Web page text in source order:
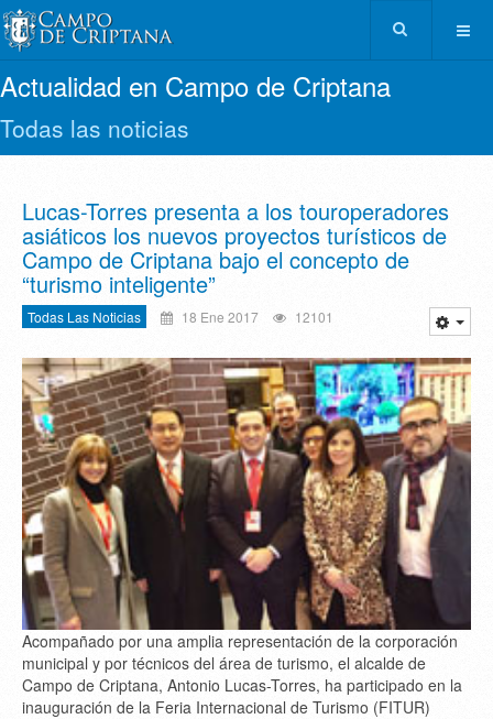
Actualidad en Campo de Criptana
Todas las noticias
Lucas-Torres presenta a los touroperadores
asiáticos los nuevos proyectos turísticos de
Campo de Criptana bajo el concepto de
“turismo inteligente”
Todas Las Noticias 18 Ene 2017 12101
Acompañado por una amplia representación de la corporación
municipal y por técnicos del área de turismo, el alcalde de
Campo de Criptana, Antonio Lucas-Torres, ha participado en la
inauguración de la Feria Internacional de Turismo (FITUR)